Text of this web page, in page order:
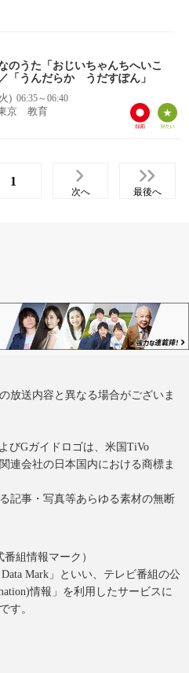
のうた「おじいちゃんちへいこ
「うんだらか うだすぽん」
) 06:35～06:40
京 教育
1
次へ 最後へ
放送内容と異なる場合がございま
びGガイドロゴは、米国TiVo
連会社の日本国内における商標ま
記事・写真等あらゆる素材の無断
組情報マーク）
Mark」といい、テレビ番組の公
情報」を利用したサービスに
す。